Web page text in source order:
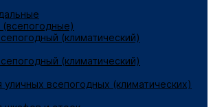
(климатический)
(климатический)
всепогодных (климатических)